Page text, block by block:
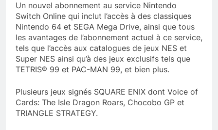
Un nouvel abonnement au service Nintendo
Switch Online qui inclut l’accès à des classiques
Nintendo 64 et SEGA Mega Drive, ainsi que tous
les avantages de l’abonnement actuel à ce service,
tels que l’accès aux catalogues de jeux NES et
Super NES ainsi qu’à des jeux exclusifs tels que
TETRIS® 99 et PAC-MAN 99, et bien plus.
Plusieurs jeux signés SQUARE ENIX dont Voice of
Cards: The Isle Dragon Roars, Chocobo GP et
TRIANGLE STRATEGY.